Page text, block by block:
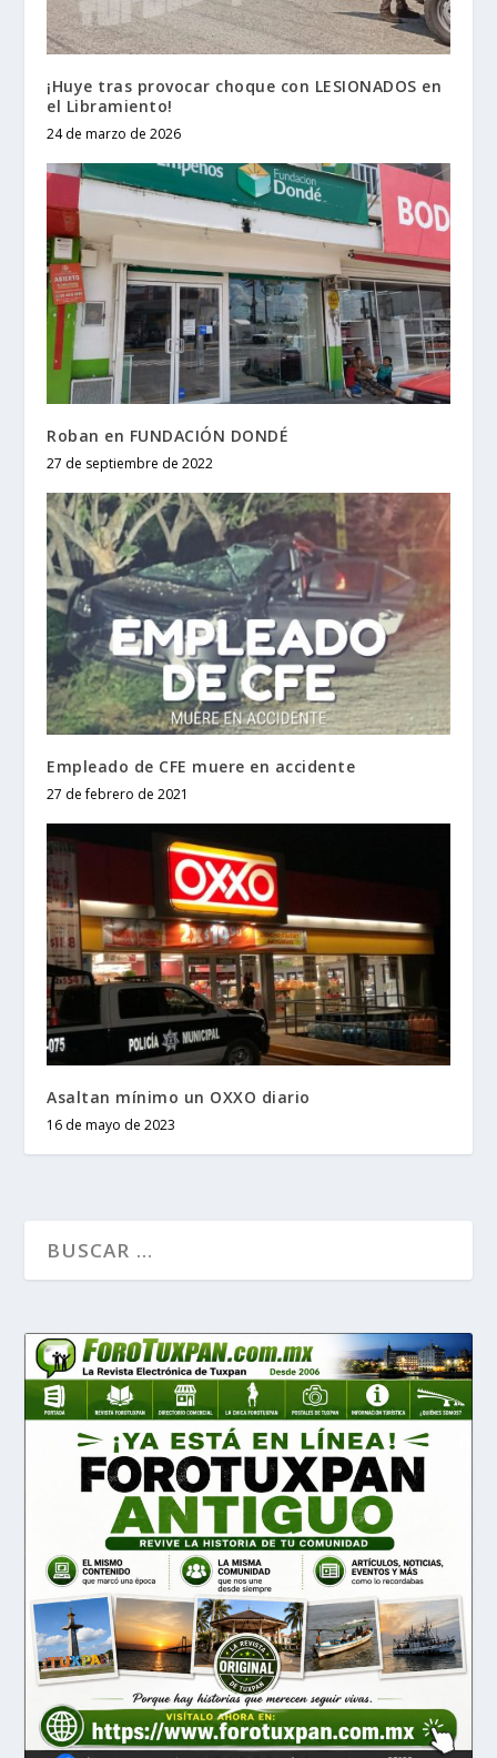
¡Huye tras provocar choque con LESIONADOS en
el Libramiento!
24 de marzo de 2026
Roban en FUNDACIÓN DONDÉ
27 de septiembre de 2022
Empleado de CFE muere en accidente
27 de febrero de 2021
Asaltan mínimo un OXXO diario
16 de mayo de 2023